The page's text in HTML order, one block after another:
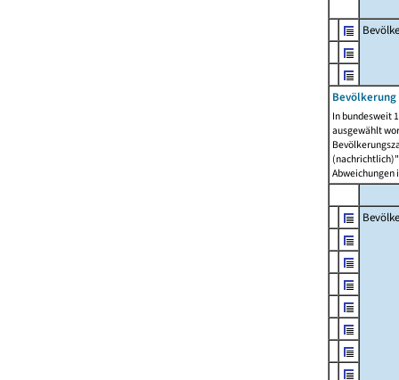
In bundesweit
ausgewählt
Abweichungen